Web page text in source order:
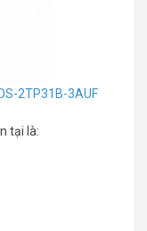
2TP31B-3AUF
tại là: